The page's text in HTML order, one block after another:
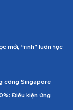
mới, “rinh” luôn học
công Singapore
Điều kiện ứng